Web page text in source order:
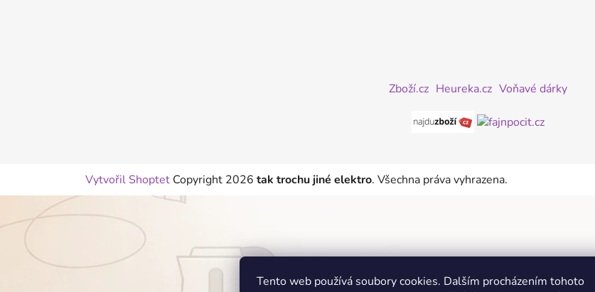
Tento web používá soubory cookies. Dalším procházením tohoto
Zboží.cz Heureka.cz Voňavé dárky
Vytvořil Shoptet Copyright 2026 tak trochu jiné elektro. Všechna práva vyhrazena.